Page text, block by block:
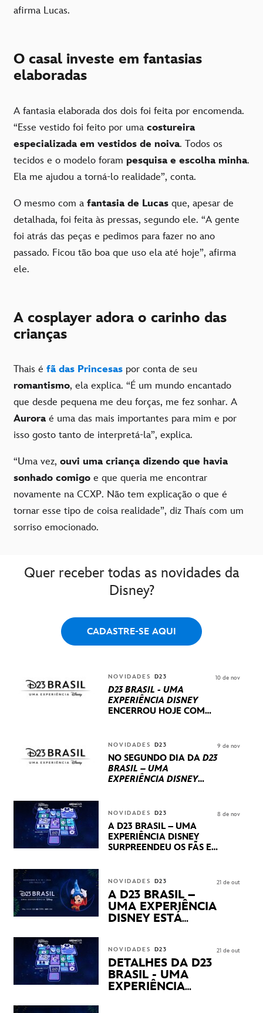
afirma Lucas.
O casal investe em fantasias
elaboradas
A fantasia elaborada dos dois foi feita por encomenda.
“Esse vestido foi feito por uma costureira
especializada em vestidos de noiva. Todos os
tecidos e o modelo foram pesquisa e escolha minha.
Ela me ajudou a torná-lo realidade”, conta.
O mesmo com a fantasia de Lucas que, apesar de
detalhada, foi feita às pressas, segundo ele. “A gente
foi atrás das peças e pedimos para fazer no ano
passado. Ficou tão boa que uso ela até hoje”, afirma
ele.
A cosplayer adora o carinho das
crianças
Thais é fã das Princesas por conta de seu
romantismo, ela explica. “É um mundo encantado
que desde pequena me deu forças, me fez sonhar. A
Auroraé uma das mais importantes para mim e por
isso gosto tanto de interpretá-la”, explica.
“Uma vez, ouvi uma criança dizendo que havia
sonhado comigo e que queria me encontrar
novamente na CCXP. Não tem explicação o que é
tornar esse tipo de coisa realidade”, diz Thaís com um
sorriso emocionado.
Quer receber todas as novidades da
Disney?
CADASTRE-SE AQUI
NOVIDADES D23
D23 BRASIL - UMA
EXPERIÊNCIA DISNEY
ENCERROU HOJE COM
INTERNACIONAIS E
PRODUÇÕES BRASILEIRAS
10 de nov
NOVIDADES D23
NO SEGUNDO DIA DA D23
BRASIL – UMA
EXPERIÊNCIA DISNEY
STUDIOS REVELARAM
PRÉVIAS E NOVIDADES
DOS SEUS PRÓXIMOS
LANÇAMENTOS
9 de nov
NOVIDADES D23
A D23 BRASIL – UMA
EXPERIÊNCIA DISNEY
SURPREENDEU OS FÃS EM
APRESENTAÇÕES E
PRODUTOS EXCLUSIVOS
NO TRANSAMÉRICA EXPO
CENTER EM SÃO PAULO
8 de nov
NOVIDADES D23
A D23 BRASIL –
UMA EXPERIÊNCIA
DISNEY ESTÁ
21 de out
NOVIDADES D23
DETALHES DA D23
BRASIL - UMA
EXPERIÊNCIA
21 de out